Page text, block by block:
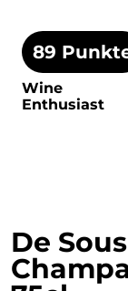
89
Wine
Enthusiast
De